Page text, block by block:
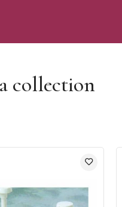
collection